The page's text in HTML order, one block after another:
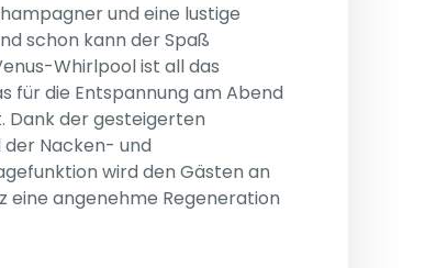
und eine lustige
schon kann der Spaß
Whirlpool ist all das
für die Entspannung am Abend
Dank der gesteigerten
der Nacken- und
wird den Gästen an
eine angenehme Regeneration